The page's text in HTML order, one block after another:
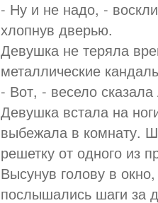
- Ну и не надо, -
хлопнув дверью.
Девушка не теряла
металлические
- Вот, - весело
Девушка встала на
выбежала в комнату.
решетку от одного из
Высунув голову в
послышались шаги за